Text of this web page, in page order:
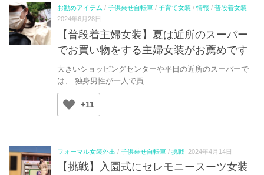
お勧めアイテム / 子供乗せ自転車 / 子育て女装 /情報 / 普段着女装
2024年6月28日
【普段着主婦女装】夏は近所のスーパー
でお買い物をする主婦女装がお薦めです
大きいショッピングセンターや平日の近所のスーパーで
は、 独身男性が一人で買...
+11
フォーマル女装外出 / 子供乗せ自転車 / 挑戦 2024年4月14日
【挑戦】入園式にセレモニースーツ女装